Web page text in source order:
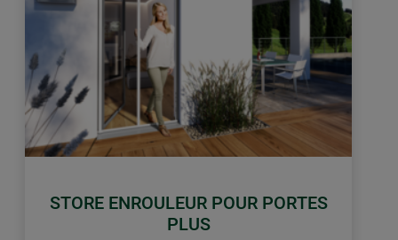
STORE ENROULEUR POUR PORTES
PLUS